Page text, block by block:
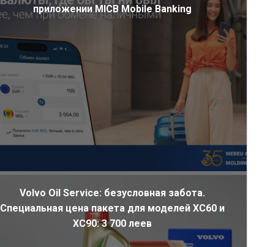
приложении MICB Mobile Banking
Volvo Oil Service: безусловная забота.
Специальная цена пакета для моделей XC60 и
XC90: 3 700 леев